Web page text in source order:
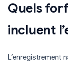
Quels
incluent
L’enregistrement